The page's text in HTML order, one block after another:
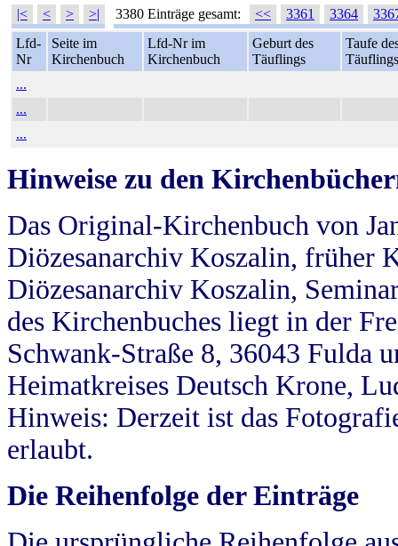
|< < > >| 3380 Einträge gesamt: << 3361 3364
Lfd-
Nr
Seite im
Kirchenbuch
Lfd-Nr im
Kirchenbuch
Geburt des
Täuflings
Taufe
Täuflings
...
...
...
Hinweise zu den
Das Original-Kirchenbuch von
Diözesanarchiv Koszalin, früher
Diözesanarchiv Koszalin,
des Kirchenbuches liegt in der
Schwank-Straße 8, 36043 Fulda
Heimatkreises Deutsch Krone,
Hinweis: Derzeit ist das
erlaubt.
Die Reihenfolge der Einträge